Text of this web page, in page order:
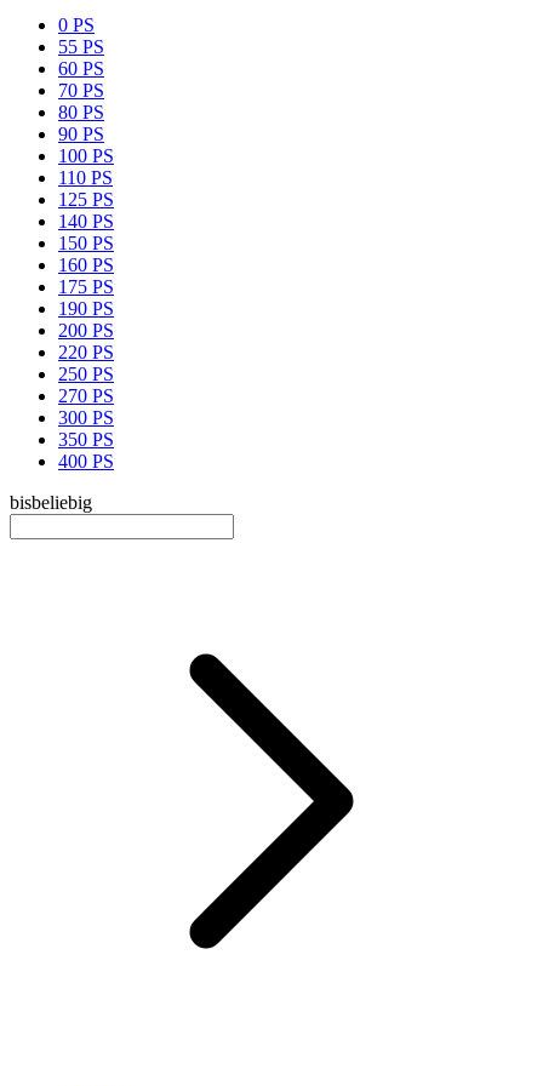
0 PS
55 PS
60 PS
70 PS
80 PS
90 PS
100 PS
110 PS
125 PS
140 PS
150 PS
160 PS
175 PS
190 PS
200 PS
220 PS
250 PS
270 PS
300 PS
350 PS
400 PS
bisbeliebig